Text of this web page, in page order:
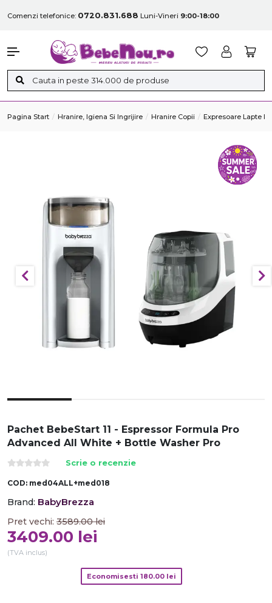
Comenzi telefonice: 0720.831.688 Luni-Vineri 9:00-18:00
Pagina Start Hranire, Igiena Si Ingrijire Hranire Copii Expresoare Lapte
Pachet BebeStart 11 - Espressor Formula Pro
Advanced All White + Bottle Washer Pro
Scrie o recenzie
COD: med04ALL+med018
Brand: BabyBrezza
Pret vechi: 3589.00 lei
3409.00 lei
(TVA inclus)
Economisesti 180.00 lei